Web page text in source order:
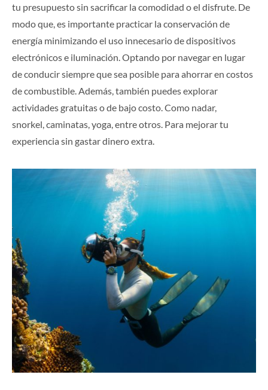
tu presupuesto sin sacrificar la comodidad o el disfrute. De
modo que, es importante practicar la conservación de
energía minimizando el uso innecesario de dispositivos
electrónicos e iluminación. Optando por navegar en lugar
de conducir siempre que sea posible para ahorrar en costos
de combustible. Además, también puedes explorar
actividades gratuitas o de bajo costo. Como nadar,
snorkel, caminatas, yoga, entre otros. Para mejorar tu
experiencia sin gastar dinero extra.